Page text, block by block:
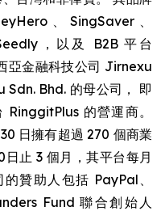
、SingSaver、
，以及 B2B 平台
亞金融科技公司 Jirnexu
Bhd. 的母公司， 即
的營運商。
日擁有超過 270 個商業
止 3 個月，其平台每月
贊助人包括 PayPal、
Fund 聯合創始人